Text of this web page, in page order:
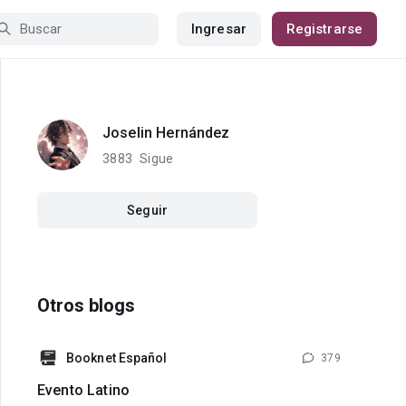
Ingresar Registrarse
Joselin Hernández
3883 Sigue
Seguir
Otros blogs
Booknet Español 379
Evento Latino